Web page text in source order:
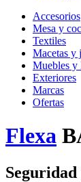
Accesorios
Mesa y
Textiles
Macetas y
Muebles y
Exteriores
Marcas
Ofertas
Flexa